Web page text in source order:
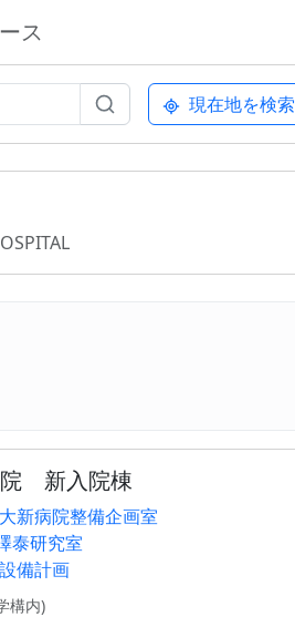
ス
現在地を検索
院 新入院棟
新病院整備企画室
泰研究室
備計画
構内)